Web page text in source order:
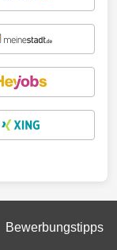
Bewerbungstipps